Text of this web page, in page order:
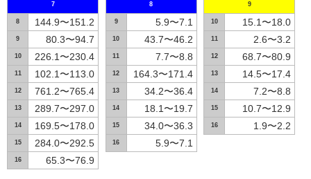
7
8 144.9〜151.2
9 80.3〜94.7
10 226.1〜230.4
11 102.1〜113.0
12 761.2〜765.4
13 289.7〜297.0
14 169.5〜178.0
15 284.0〜292.5
16 65.3〜76.9
8
9 5.9〜7.1
10 43.7〜46.2
11 7.7〜8.8
12 164.3〜171.4
13 34.2〜36.4
14 18.1〜19.7
15 34.0〜36.3
16 5.9〜7.1
9
10 15.1〜18.0
11 2.6〜3.2
12 68.7〜80.9
13 14.5〜17.4
14 7.2〜8.8
15 10.7〜12.9
16 1.9〜2.2